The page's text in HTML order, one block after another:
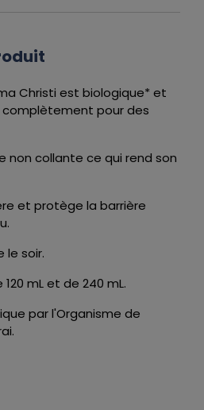
Christi est biologique* et
pour des
non collante ce qui rend son
et protège la barrière
le soir.
mL et de 240 mL.
par l'Organisme de